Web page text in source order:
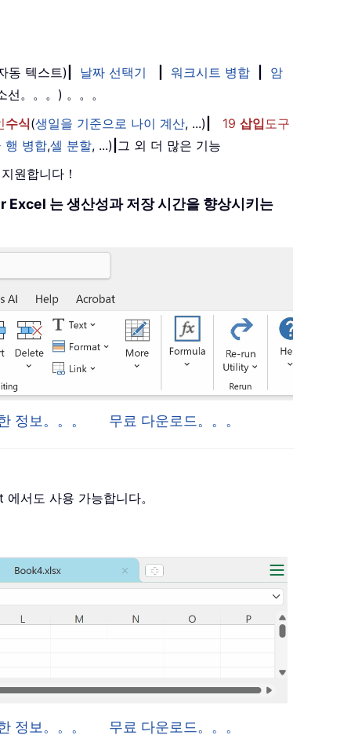
동 텍스트) 날짜 선택기 워크시트 병합
암
。。。) 。。。
수식(생일을 기준으로 나이 계산, ...) 19 삽입도구
행 병합,셀 분할, ...) 그 외 더 많은 기능
원합니다！
Excel 는 생산성과 저장 시간을 향상시키는
정보。。。 무료 다운로드。。。
서도 사용 가능합니다。
정보。。。 무료 다운로드。。。